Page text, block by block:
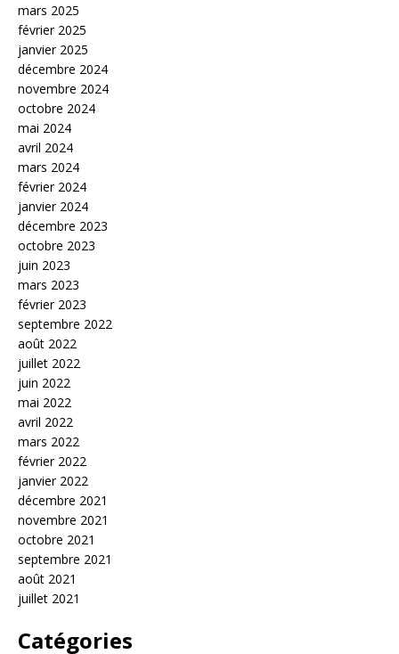
mars 2025
février 2025
janvier 2025
décembre 2024
novembre 2024
octobre 2024
mai 2024
avril 2024
mars 2024
février 2024
janvier 2024
décembre 2023
octobre 2023
juin 2023
mars 2023
février 2023
septembre 2022
août 2022
juillet 2022
juin 2022
mai 2022
avril 2022
mars 2022
février 2022
janvier 2022
décembre 2021
novembre 2021
octobre 2021
septembre 2021
août 2021
juillet 2021
Catégories